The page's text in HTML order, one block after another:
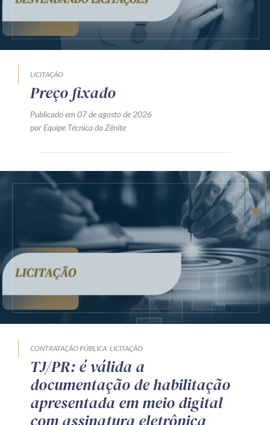
LICITAÇÃO
Preço fixado
Publicado em 07 de agosto de 2026
por Equipe Técnica da Zênite
CONTRATAÇÃO PÚBLICA LICITAÇÃO
TJ/PR: é válida a
documentação de habilitação
apresentada em meio digital